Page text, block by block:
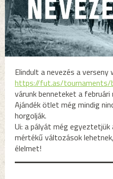
Elindult a nevezés a verseny
https://fut.as/
várunk benneteket a februári
Ajándék ötlet még mindig
horgolják.
Ui: a pályát még egyeztetjük
mértékű változások
élelmet!